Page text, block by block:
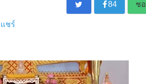
84 ช
แชร์